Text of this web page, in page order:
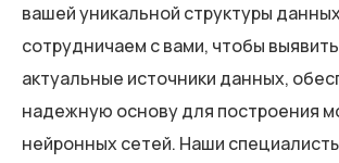
вашей уникальной структуры
сотрудничаем с вами, чтобы
актуальные источники данных,
надежную основу для построения
нейронных сетей. Наши